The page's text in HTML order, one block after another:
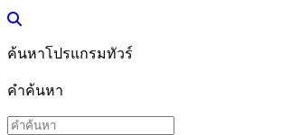
ค้นหาโปรแกรมทัวร์
คำค้นหา